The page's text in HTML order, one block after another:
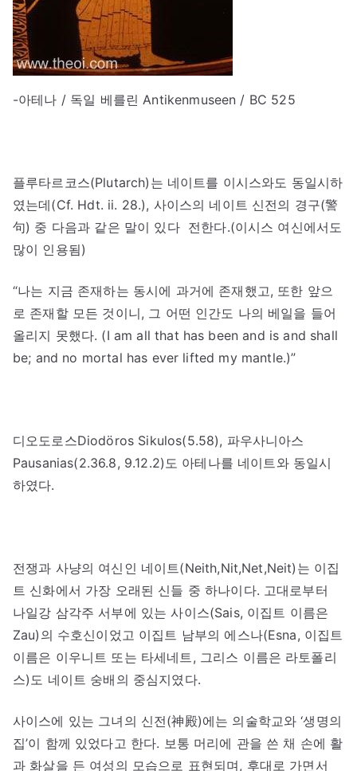
-아테나 / 독일 베를린 Antikenmuseen / BC 525
플루타르코스(Plutarch)는 네이트를 이시스와도 동일시하
였는데(Cf. Hdt. ii. 28.), 사이스의 네이트 신전의 경구(警
句) 중 다음과 같은 말이 있다 전한다.(이시스 여신에서도
많이 인용됨)
“나는 지금 존재하는 동시에 과거에 존재했고, 또한 앞으
로 존재할 모든 것이니, 그 어떤 인간도 나의 베일을 들어
올리지 못했다. (I am all that has been and is and shall
be; and no mortal has ever lifted my mantle.)”
디오도로스Diodöros Sikulos(5.58), 파우사니아스
Pausanias(2.36.8, 9.12.2)도 아테나를 네이트와 동일시
하였다.
전쟁과 사냥의 여신인 네이트(Neith,Nit,Net,Neit)는 이집
트 신화에서 가장 오래된 신들 중 하나이다. 고대로부터
나일강 삼각주 서부에 있는 사이스(Sais, 이집트 이름은
Zau)의 수호신이었고 이집트 남부의 에스나(Esna, 이집트
이름은 이우니트 또는 타세네트, 그리스 이름은 라토폴리
스)도 네이트 숭배의 중심지였다.
사이스에 있는 그녀의 신전(神殿)에는 의술학교와 ‘생명의
집’이 함께 있었다고 한다. 보통 머리에 관을 쓴 채 손에 활
과 화살을 든 여성의 모습으로 표현되며, 후대로 가면서